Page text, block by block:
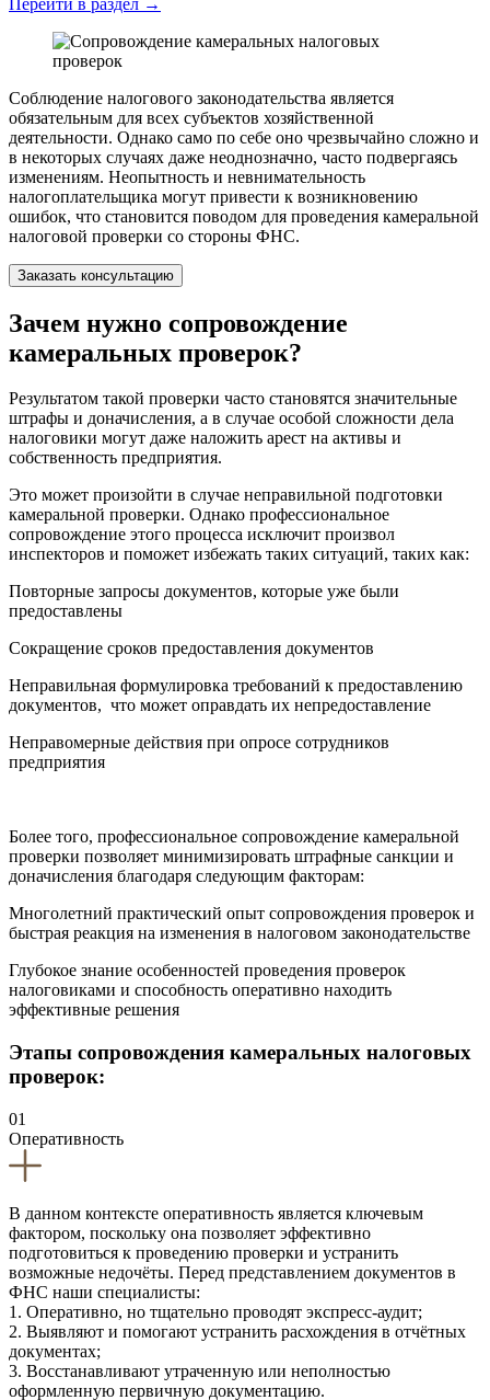
Соблюдение налогового законодательства является
обязательным для всех субъектов хозяйственной
деятельности. Однако само по себе оно чрезвычайно сложно и
в некоторых случаях даже неоднозначно, часто подвергаясь
изменениям. Неопытность и невнимательность
налогоплательщика могут привести к возникновению
ошибок, что становится поводом для проведения камеральной
налоговой проверки со стороны ФНС.
Заказать консультацию
Зачем нужно сопровождение
камеральных проверок?
Результатом такой проверки часто становятся значительные
штрафы и доначисления, а в случае особой сложности дела
налоговики могут даже наложить арест на активы и
собственность предприятия.
Это может произойти в случае неправильной подготовки
камеральной проверки. Однако профессиональное
сопровождение этого процесса исключит произвол
инспекторов и поможет избежать таких ситуаций, таких как:
Повторные запросы документов, которые уже были
предоставлены
Сокращение сроков предоставления документов
Неправильная формулировка требований к предоставлению
документов, что может оправдать их непредоставление
Неправомерные действия при опросе сотрудников
предприятия
Более того, профессиональное сопровождение камеральной
проверки позволяет минимизировать штрафные санкции и
доначисления благодаря следующим факторам:
Многолетний практический опыт сопровождения проверок и
быстрая реакция на изменения в налоговом законодательстве
Глубокое знание особенностей проведения проверок
налоговиками и способность оперативно находить
эффективные решения
Этапы сопровождения камеральных налоговых
проверок:
01
Оперативность
В данном контексте оперативность является ключевым
фактором, поскольку она позволяет эффективно
подготовиться к проведению проверки и устранить
возможные недочёты. Перед представлением документов в
ФНС наши специалисты:
1. Оперативно, но тщательно проводят экспресс-аудит;
2. Выявляют и помогают устранить расхождения в отчётных
документах;
3. Восстанавливают утраченную или неполностью
оформленную первичную документацию.